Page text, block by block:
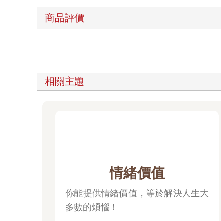
商品評價
相關主題
情緒價值
你能提供情緒價值，等於解決人生大
多數的煩惱！